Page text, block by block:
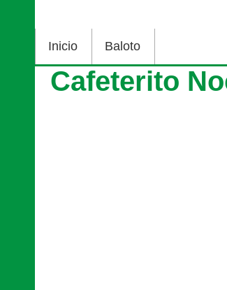
Inicio Baloto
Cafeterito